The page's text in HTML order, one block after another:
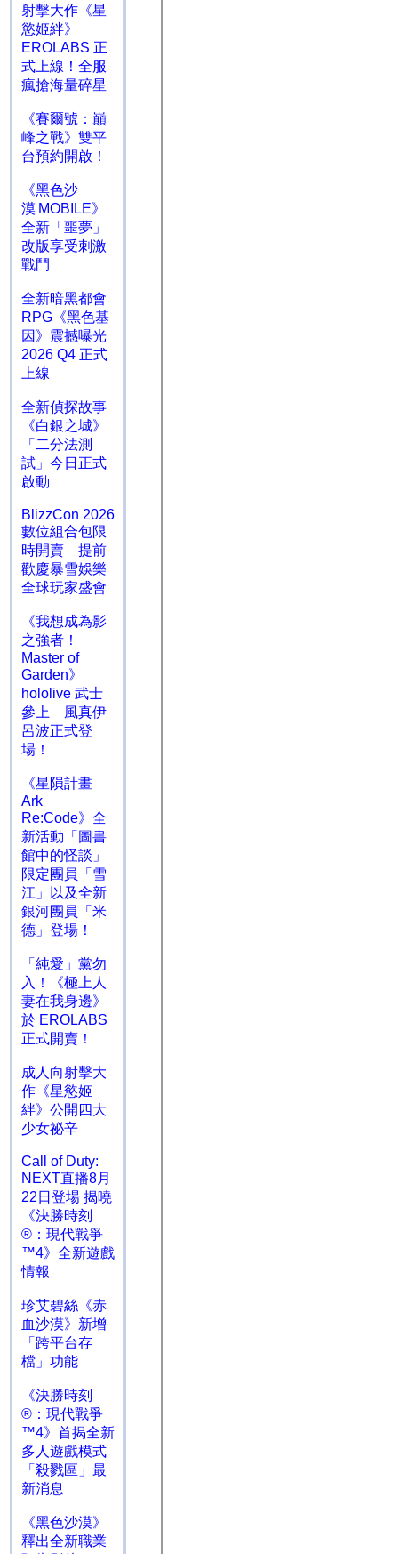
射擊大作《星
慾姬絆》
EROLABS 正
式上線！全服
瘋搶海量碎星
《賽爾號：巔
峰之戰》雙平
台預約開啟！
《黑色沙
漠 MOBILE》
全新「噩夢」
改版享受刺激
戰鬥
全新暗黑都會
RPG《黑色基
因》震撼曝光
2026 Q4 正式
上線
全新偵探故事
《白銀之城》
「二分法測
試」今日正式
啟動
BlizzCon 2026
數位組合包限
時開賣 提前
歡慶暴雪娛樂
全球玩家盛會
《我想成為影
之強者！
Master of
Garden》
hololive 武士
參上 風真伊
呂波正式登
場！
《星隕計畫
Ark
Re:Code》全
新活動「圖書
館中的怪談」
限定團員「雪
江」以及全新
銀河團員「米
德」登場！
「純愛」黨勿
入！《極上人
妻在我身邊》
於 EROLABS
正式開賣！
成人向射擊大
作《星慾姬
絆》公開四大
少女祕辛
Call of Duty:
NEXT直播8月
22日登場 揭曉
《決勝時刻
®：現代戰爭
™4》全新遊戲
情報
珍艾碧絲《赤
血沙漠》新增
「跨平台存
檔」功能
《決勝時刻
®：現代戰爭
™4》首揭全新
多人遊戲模式
「殺戮區」最
新消息
《黑色沙漠》
釋出全新職業